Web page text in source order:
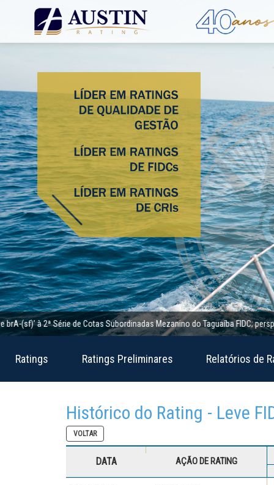
à 2ª Série de Cotas Subordinadas Mezanino do Taguaíba FIDC; perspectiva
Ratings Ratings Preliminares Relatórios de
Histórico do Rating - Leve
VOLTAR
DATA AÇÃO DE RATING